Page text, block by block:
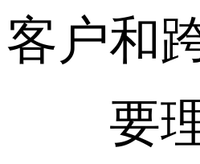
客户和
要理